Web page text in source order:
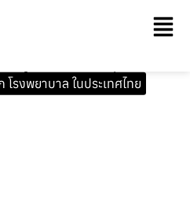
รงพยาบาล ในประเทศไทย